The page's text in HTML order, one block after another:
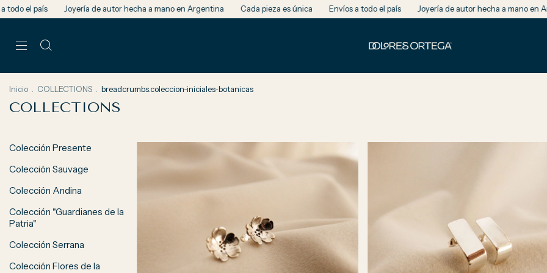
a mano en Argentina Cada pieza es única Envíos a todo el país Joyería de autor hecha a mano en Argentina Cada pieza es única
Inicio COLLECTIONS breadcrumbs.coleccion-iniciales-botanicas
COLLECTIONS
Colección Presente
Colección Sauvage
Colección Andina
Colección "Guardianes de la
Patria"
Colección Serrana
Colección Flores de la